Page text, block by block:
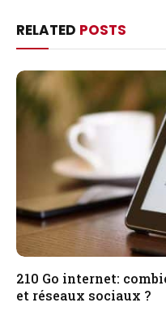
RELATED POSTS
210 Go internet:
et réseaux sociaux ?